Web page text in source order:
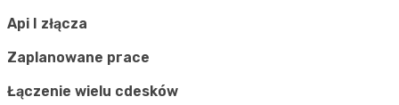
Api I złącza
Zaplanowane prace
Łączenie wielu cdesków